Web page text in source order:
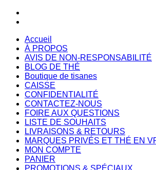
Accueil
À PROPOS
AVIS DE NON-RESPONSABILITÉ
BLOG DE THÉ
Boutique de tisanes
CAISSE
CONFIDENTIALITÉ
CONTACTEZ-NOUS
FOIRE AUX QUESTIONS
LISTE DE SOUHAITS
LIVRAISONS & RETOURS
MARQUES PRIVÉS ET THÉ EN
MON COMPTE
PANIER